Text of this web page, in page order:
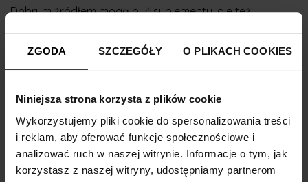
ZGODA SZCZEGÓŁY O PLIKACH COOKIES
Niniejsza strona korzysta z plików cookie
Wykorzystujemy pliki cookie do spersonalizowania treści
i reklam, aby oferować funkcje społecznościowe i
analizować ruch w naszej witrynie. Informacje o tym, jak
korzystasz z naszej witryny, udostępniamy partnerom
Dobrym źródłem mogą być suplementy, ale też
wzbogacane w wapń.
Witaminy B1, B2 i B6 wspierają układ nerwowy i
metabolizm energetyczny, co może być szczególnie
istotne w dniach poprzedzających miesiączkę.
Ich działanie może obejmować: